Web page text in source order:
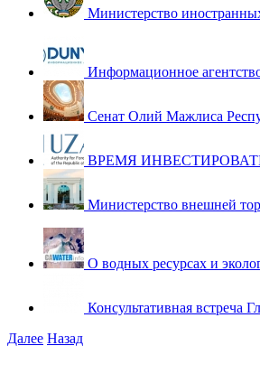
Министерство
Информационное
Сенат Олий Мажлиса
ВРЕМЯ
Министерство внешней
О водных ресурсах и
Консультативная встреча
Далее Назад